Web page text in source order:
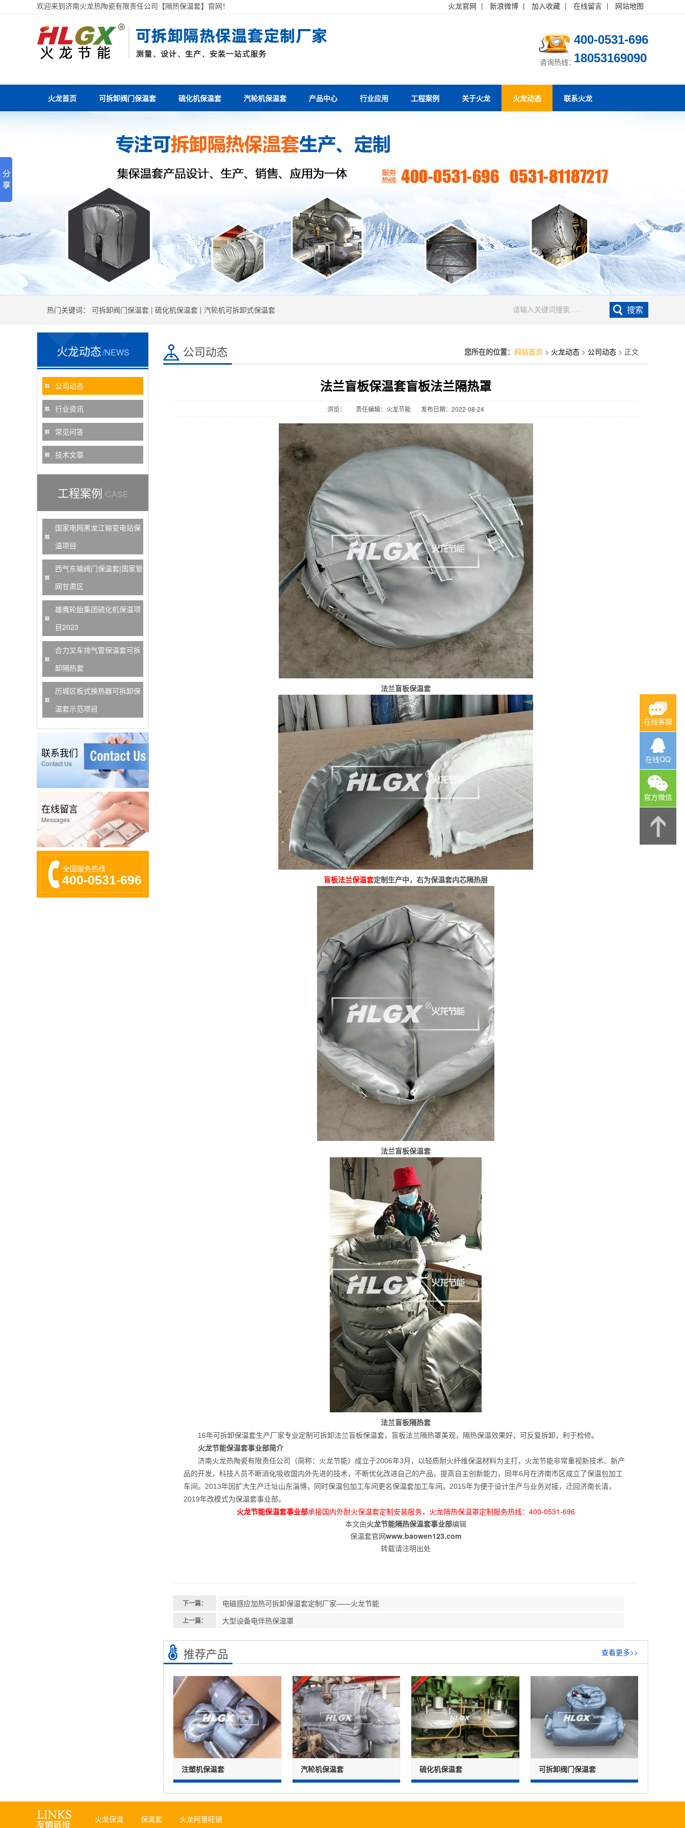
欢迎来到济南火龙热陶瓷有限责任公司【隔热保温套】官网！ 火龙官网 | 新浪微博 | 加入收藏 | 在线留言 | 网站地图
咨询热线：
400-0531-696
18053169090
火龙首页 可拆卸阀门保温套 硫化机保温套 汽轮机保温套 产品中心 行业应用 工程案例 关于火龙 火龙动态 联系火龙
热门关键词： 可拆卸阀门保温套 | 硫化机保温套 | 汽轮机可拆卸式保温套
火龙动态/NEWS
公司动态
行业资讯
常见问答
技术文章
工程案例/CASE
国家电网黑龙江输变电站保
温项目
西气东输阀门保温套|国家管
网甘肃区
雄鹰轮胎集团硫化机保温项
目2023
合力叉车排气管保温套可拆
卸隔热套
历城区板式换热器可拆卸保
温套示范项目
联系我们
Contact Us
在线留言
Messages
全国服务热线
400-0531-696
公司动态 您所在的位置： 网站首页 > 火龙动态 > 公司动态 > 正文
法兰盲板保温套盲板法兰隔热罩
浏览： 责任编辑：火龙节能 发布日期：2022-08-24
法兰盲板保温套
盲板法兰保温套定制生产中，右为保温套内芯隔热层
法兰盲板保温套
法兰盲板隔热套
16年可拆卸保温套生产厂家专业定制可拆卸法兰盲板保温套，盲板法兰隔热罩美观，隔热保温效果好，可反复拆卸，利于检修。
火龙节能保温套事业部简介
济南火龙热陶瓷有限责任公司（简称：火龙节能）成立于2006年3月，以轻质耐火纤维保温材料为主打，火龙节能非常重视新技术、新产
品的开发，科技人员不断消化吸收国内外先进的技术，不断优化改进自己的产品，提高自主创新能力，同年6月在济南市区成立了保温包加工
车间。2013年因扩大生产迁址山东淄博，同时保温包加工车间更名保温套加工车间。2015年为便于设计生产与业务对接，迁回济南长清，
2019年改模式为保温套事业部。
火龙节能保温套事业部承接国内外耐火保温套定制安装服务，火龙隔热保温罩定制服务热线：400-0531-696
本文由火龙节能隔热保温套事业部编辑
保温套官网www.baowen123.com
转载请注明出处
下一篇： 电磁感应加热可拆卸保温套定制厂家——火龙节能
上一篇： 大型设备电伴热保温罩
查看更多>>
推荐产品
注塑机保温套 汽轮机保温套 硫化机保温套 可拆卸阀门保温套
火龙保温 保温套 火龙阿里旺铺
在线客服
在线QQ
官方微信